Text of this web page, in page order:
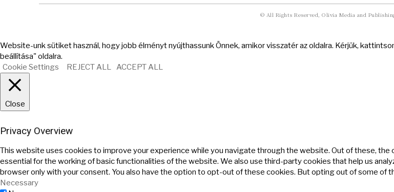
© All Rights Reserved, Olivia Media and
Website-unk sütiket használ, hogy jobb élményt nyújthassunk Önnek, amikor visszatér az oldalra. Kérjük,
beállítása" oldalra.
Cookie Settings
REJECT ALL ACCEPT ALL
Close
Privacy Overview
This website uses cookies to improve your experience while you navigate through the website. Out of these,
essential for the working of basic functionalities of the website. We also use third-party cookies that help us
browser only with your consent. You also have the option to opt-out of these cookies. But opting out of some of
Necessary